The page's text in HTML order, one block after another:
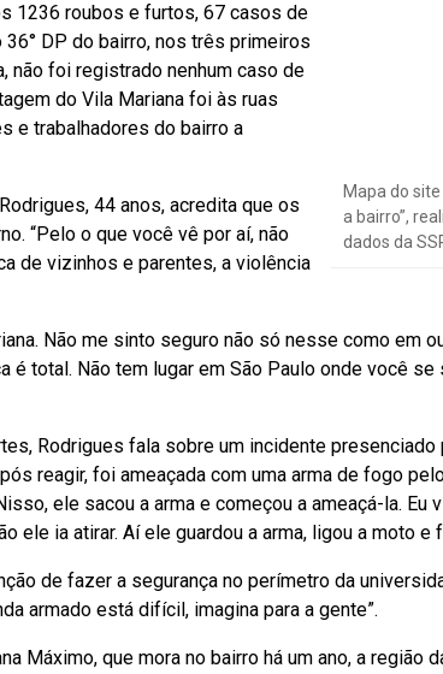
Mapa do
a bairro”,
dados da
1236 roubos e furtos, 67 casos de
DP do bairro, nos três primeiros
não foi registrado nenhum caso de
do Vila Mariana foi às ruas
e trabalhadores do bairro a
44 anos, acredita que os
“Pelo o que você vê por aí, não
de vizinhos e parentes, a violência
Não me sinto seguro não só nesse como em
é total. Não tem lugar em São Paulo onde você se
Rodrigues fala sobre um incidente presenciado
reagir, foi ameaçada com uma arma de fogo
ele sacou a arma e começou a ameaçá-la. Eu
ele ia atirar. Aí ele guardou a arma, ligou a moto e
de fazer a segurança no perímetro da
armado está difícil, imagina para a gente”.
Máximo, que mora no bairro há um ano, a região